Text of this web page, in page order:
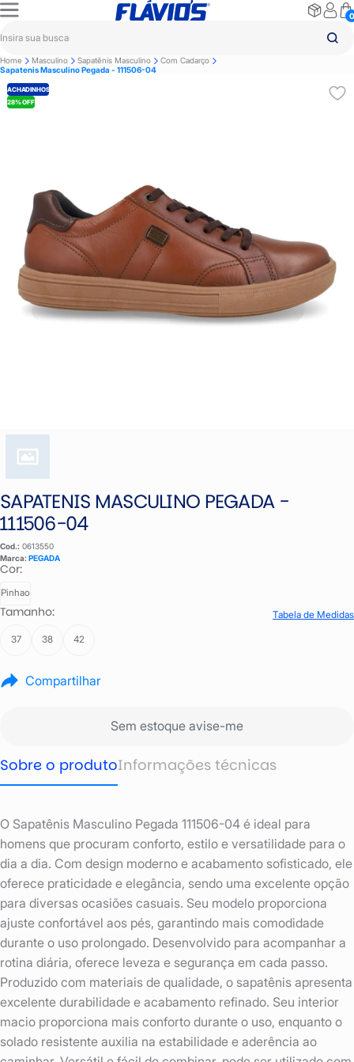
0
Home Masculino Sapatênis Masculino
Com Cadarço
Sapatenis Masculino Pegada - 111506-04
28% OFF
ACHADINHOS
SAPATENIS MASCULINO PEGADA -
111506-04
Cod.: 0613550
Marca: PEGADA
Cor:
Pinhao
Tamanho: Tabela de Medidas
37 38 42
Compartilhar
Sem estoque avise-me
Sobre o produtoInformações técnicas
O Sapatênis Masculino Pegada 111506-04 é ideal para
homens que procuram conforto, estilo e versatilidade para o
dia a dia. Com design moderno e acabamento sofisticado, ele
oferece praticidade e elegância, sendo uma excelente opção
para diversas ocasiões casuais. Seu modelo proporciona
ajuste confortável aos pés, garantindo mais comodidade
durante o uso prolongado. Desenvolvido para acompanhar a
rotina diária, oferece leveza e segurança em cada passo.
Produzido com materiais de qualidade, o sapatênis apresenta
excelente durabilidade e acabamento refinado. Seu interior
macio proporciona mais conforto durante o uso, enquanto o
solado resistente auxilia na estabilidade e aderência ao